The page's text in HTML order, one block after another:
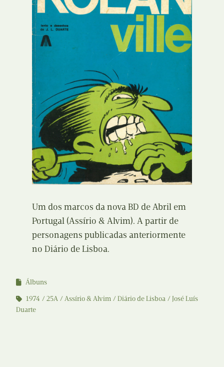
Um dos marcos da nova BD de Abril em
Portugal (Assírio & Alvim). A partir de
personagens publicadas anteriormente
no Diário de Lisboa.
Álbuns
1974
25A Assírio & Alvim Diário de Lisboa
José Luís
Duarte